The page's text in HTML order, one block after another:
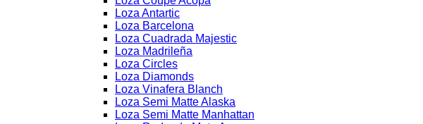
Loza Antartic
Loza Barcelona
Loza Cuadrada Majestic
Loza Madrileña
Loza Circles
Loza Diamonds
Loza Vinafera Blanch
Loza Semi Matte Alaska
Loza Semi Matte Manhattan